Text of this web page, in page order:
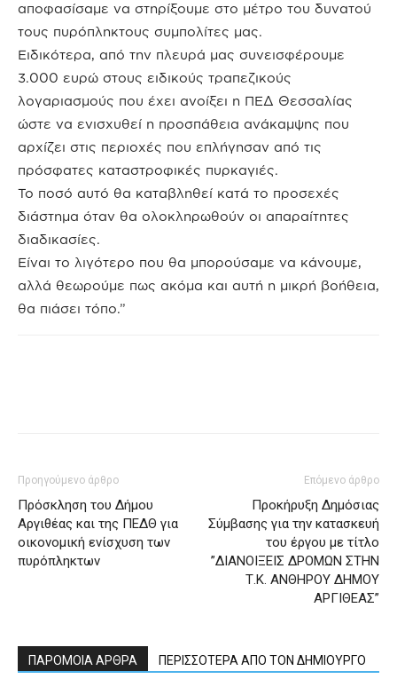
αποφασίσαμε να στηρίξουμε στο μέτρο του δυνατού
τους πυρόπληκτους συμπολίτες μας.
Ειδικότερα, από την πλευρά μας συνεισφέρουμε
3.000 ευρώ στους ειδικούς τραπεζικούς
λογαριασμούς που έχει ανοίξει η ΠΕΔ Θεσσαλίας
ώστε να ενισχυθεί η προσπάθεια ανάκαμψης που
αρχίζει στις περιοχές που επλήγησαν από τις
πρόσφατες καταστροφικές πυρκαγιές.
Το ποσό αυτό θα καταβληθεί κατά το προσεχές
διάστημα όταν θα ολοκληρωθούν οι απαραίτητες
διαδικασίες.
Είναι το λιγότερο που θα μπορούσαμε να κάνουμε,
αλλά θεωρούμε πως ακόμα και αυτή η μικρή βοήθεια,
θα πιάσει τόπο.”
Προηγούμενο άρθρο
Πρόσκληση του Δήμου
Αργιθέας και της ΠΕΔΘ για
οικονομική ενίσχυση των
πυρόπληκτων
Επόμενο άρθρο
Προκήρυξη Δημόσιας
Σύμβασης για την κατασκευή
του έργου με τίτλο
”ΔΙΑΝΟΙΞΕΙΣ ΔΡΟΜΩΝ ΣΤΗΝ
Τ.Κ. ΑΝΘΗΡΟΥ ΔΗΜΟΥ
ΑΡΓΙΘΕΑΣ”
ΠΑΡΟΜΟΙΑ ΑΡΘΡΑ ΠΕΡΙΣΣΟΤΕΡΑ ΑΠΟ ΤΟΝ ΔΗΜΙΟΥΡΓΟ